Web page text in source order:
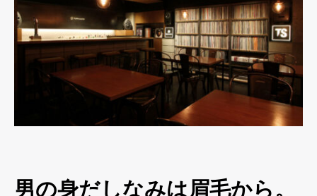
男の身だしなみは眉毛から。